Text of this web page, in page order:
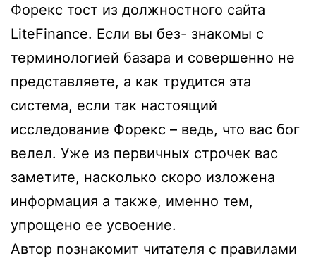
Форекс тост из должностного сайта
LiteFinance. Если вы без- знакомы с
терминологией базара и совершенно не
представляете, а как трудится эта
система, если так настоящий
исследование Форекс – ведь, что вас бог
велел. Уже из первичных строчек вас
заметите, насколько скоро изложена
информация а также, именно тем,
упрощено ее усвоение.
Автор познакомит читателя с правилами